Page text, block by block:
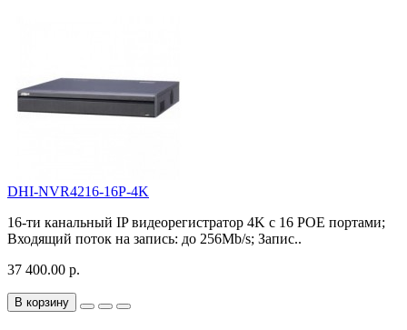
DHI-NVR4216-16P-4K
16-ти канальный IP видеорегистратор 4K с 16 РОЕ портами;
Входящий поток на запись: до 256Mb/s; Запис..
37 400.00 р.
В корзину